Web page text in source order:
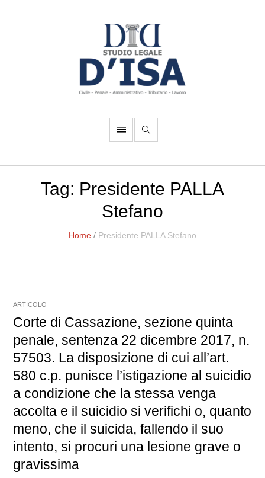
Tag: Presidente PALLA
Stefano
Home / Presidente PALLA Stefano
ARTICOLO
Corte di Cassazione, sezione quinta
penale, sentenza 22 dicembre 2017, n.
57503. La disposizione di cui all’art.
580 c.p. punisce l’istigazione al suicidio
a condizione che la stessa venga
accolta e il suicidio si verifichi o, quanto
meno, che il suicida, fallendo il suo
intento, si procuri una lesione grave o
gravissima